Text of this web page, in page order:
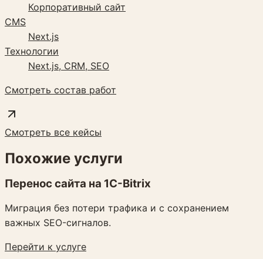
Корпоративный сайт
CMS
Next.js
Технологии
Next.js, CRM, SEO
Смотреть состав работ
Смотреть все кейсы
Похожие услуги
Перенос сайта на 1C-Bitrix
Миграция без потери трафика и с сохранением
важных SEO-сигналов.
Перейти к услуге